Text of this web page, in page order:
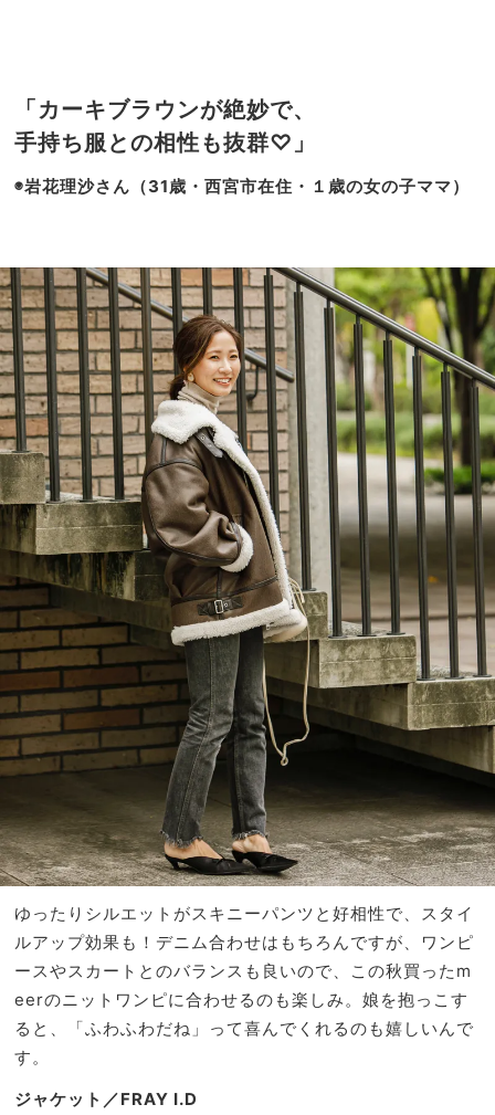
「カーキブラウンが絶妙で、
手持ち服との相性も抜群♡」
◉岩花理沙さん（31歳・西宮市在住・１歳の女の子ママ）
ゆったりシルエットがスキニーパンツと好相性で、スタイ
ルアップ効果も！デニム合わせはもちろんですが、ワンピ
ースやスカートとのバランスも良いので、この秋買ったm
eerのニットワンピに合わせるのも楽しみ。娘を抱っこす
ると、「ふわふわだね」って喜んでくれるのも嬉しいんで
す。
ジャケット／FRAY I.D